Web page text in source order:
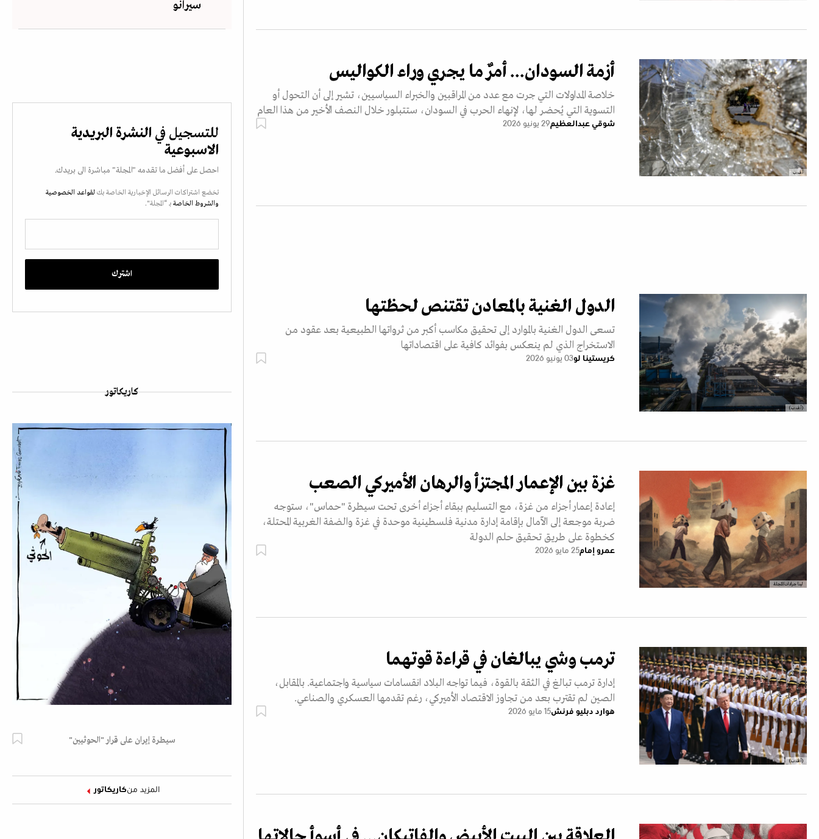
أ.ف.ب
أزمة السودان... أمرٌ ما يجري وراء الكواليس
خلاصة المداولات التي جرت مع عدد من المراقبين والخبراء السياسيين، تشير إلى أن التحول أو
التسوية التي يُحضر لها، لإنهاء الحرب في السودان، ستتبلور خلال النصف الأخير من هذا العام
شوقي عبدالعظيم29 يونيو 2026
(أ.ف.ب)
الدول الغنية بالمعادن تقتنص لحظتها
تسعى الدول الغنية بالموارد إلى تحقيق مكاسب أكبر من ثرواتها الطبيعية بعد عقود من
الاستخراج الذي لم ينعكس بفوائد كافية على اقتصاداتها
كريستينا لو03 يونيو 2026
لينا جرادات/المجلة
غزة بين الإعمار المجتزأ والرهان الأميركي الصعب
إعادة إعمار أجزاء من غزة، مع التسليم ببقاء أجزاء أخرى تحت سيطرة "حماس"، ستوجه
ضربة موجعة إلى الآمال بإقامة إدارة مدنية فلسطينية موحدة في غزة والضفة الغربية المحتلة،
كخطوة على طريق تحقيق حلم الدولة
عمرو إمام25 مايو 2026
(أ.ف.ب)
ترمب وشي يبالغان في قراءة قوتهما
إدارة ترمب تبالغ في الثقة بالقوة، فيما تواجه البلاد انقسامات سياسية واجتماعية. بالمقابل،
الصين لم تقترب بعد من تجاوز الاقتصاد الأميركي، رغم تقدمها العسكري والصناعي.
هوارد دبليو فرنش15 مايو 2026
سيرانو
للتسجيل في النشرة البريدية
الاسبوعية
احصل على أفضل ما تقدمه "المجلة" مباشرة الى بريدك.
تخضع اشتراكات الرسائل الإخبارية الخاصة بك لقواعد الخصوصية
والشروط الخاصة بـ “المجلة".
كاريكاتور
سيطرة إيران على قرار "الحوثيين"
المزيد منكاريكاتور